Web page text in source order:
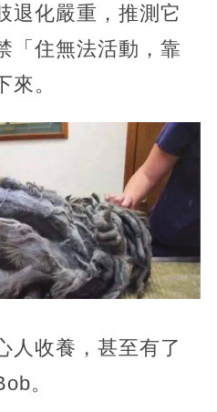
退化嚴重，推測它
「住無法活動，靠
。
人收養，甚至有了
。